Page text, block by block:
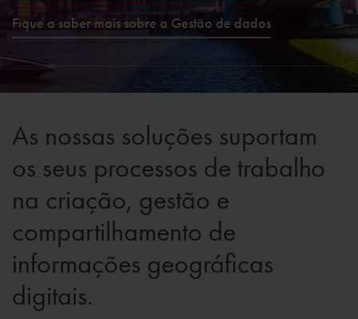
Fique a saber mais sobre a Gestão de dados
As nossas soluções suportam
os seus processos de trabalho
na criação, gestão e
compartilhamento de
informações geográficas
digitais.